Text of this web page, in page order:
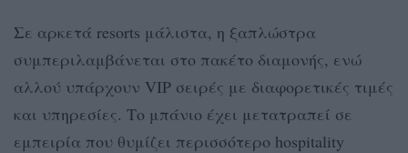
Σε αρκετά resorts μάλιστα, η ξαπλώστρα
συμπεριλαμβάνεται στο πακέτο διαμονής, ενώ
αλλού υπάρχουν VIP σειρές με διαφορετικές τιμές
και υπηρεσίες. Το μπάνιο έχει μετατραπεί σε
εμπειρία που θυμίζει περισσότερο hospitality